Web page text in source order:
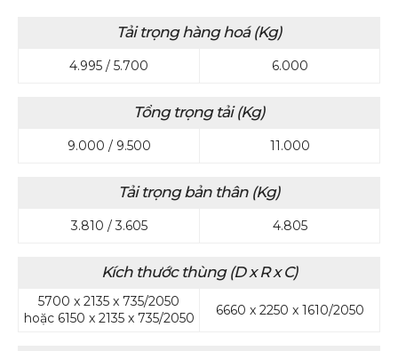
Tải trọng hàng hoá (Kg)
4.995 / 5.700 6.000
Tổng trọng tải (Kg)
9.000 / 9.500 11.000
Tải trọng bản thân (Kg)
3.810 / 3.605 4.805
Kích thước thùng (D x R x C)
5700 x 2135 x 735/2050
hoặc 6150 x 2135 x 735/2050
6660 x 2250 x 1610/2050